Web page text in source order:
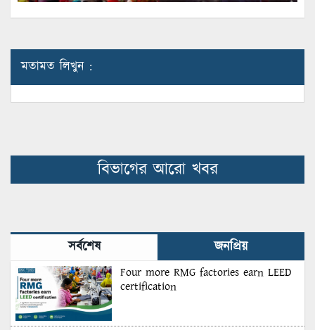
মতামত লিখুন :
বিভাগের আরো খবর
সর্বশেষ জনপ্রিয়
Four more RMG factories earn LEED
certification